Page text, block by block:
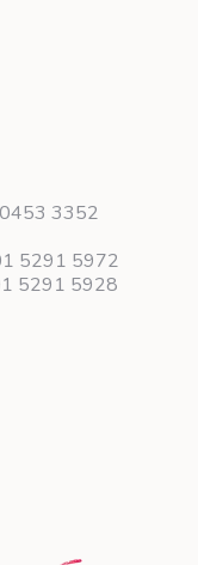
3352
5291 5972
5291 5928